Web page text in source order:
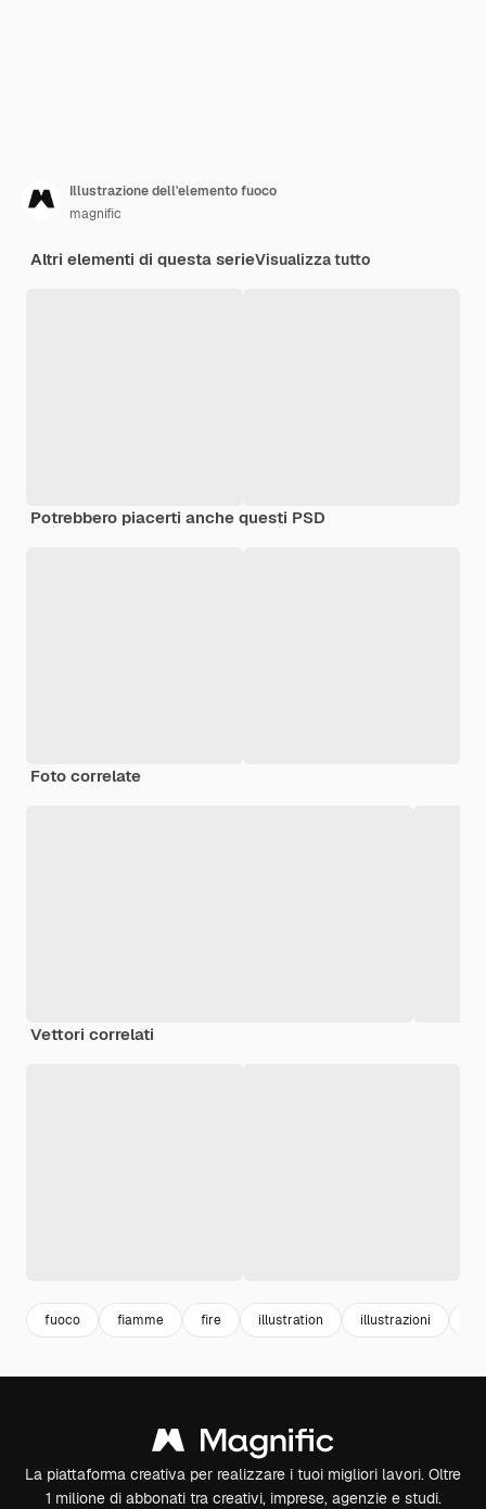
Illustrazione dell'elemento fuoco
magnific
Altri elementi di questa serieVisualizza tutto
Potrebbero piacerti anche questi PSD
Foto correlate
Vettori correlati
fuoco fiamme fire illustration illustrazioni
La piattaforma creativa per realizzare i tuoi migliori lavori. Oltre
1 milione di abbonati tra creativi, imprese, agenzie e studi.